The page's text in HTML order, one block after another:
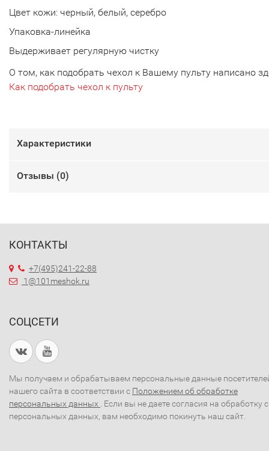
Цвет кожи: черный, белый, серебро
Упаковка-линейка
Выдерживает регулярную чистку
О том, как подобрать чехол к Вашему пульту написано
Как подобрать чехол к пульту
Характеристики
Отзывы (0)
КОНТАКТЫ
+7(495)241-22-88
1@101meshok.ru
СОЦСЕТИ
Мы получаем и обрабатываем персональные данные
нашего сайта в соответствии с Положением об обработке
персональных данных . Если вы не даете согласия на обработку
персональных данных, вам необходимо покинуть наш сайт.